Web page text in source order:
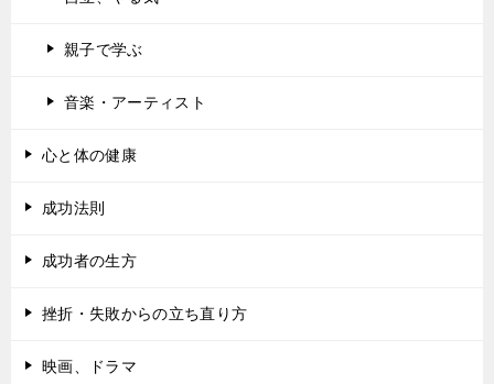
親子で学ぶ
音楽・アーティスト
心と体の健康
成功法則
成功者の生方
挫折・失敗からの立ち直り方
映画、ドラマ